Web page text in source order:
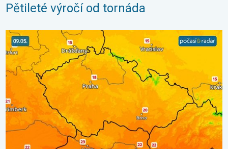
Pětileté výročí od tornáda
Víkend bude slunečný, pak dorazí fronta. Výhled počasí. . .